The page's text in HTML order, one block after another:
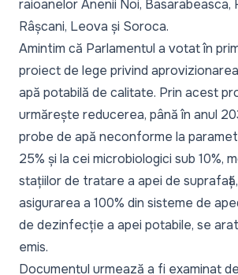
raioanelor Anenii Noi, Basarabeasca,
Râșcani, Leova și Soroca.
Amintim că Parlamentul a votat în
proiect de lege privind
apă potabilă de calitate. Prin acest
urmărește reducerea, până în anul
probe de apă neconforme la
25% și la cei microbiologici sub 10%,
stațiilor de tratare a apei de
asigurarea a 100% din sisteme de
de dezinfecție a apei potabile, se
emis.
Documentul urmează a fi examinat